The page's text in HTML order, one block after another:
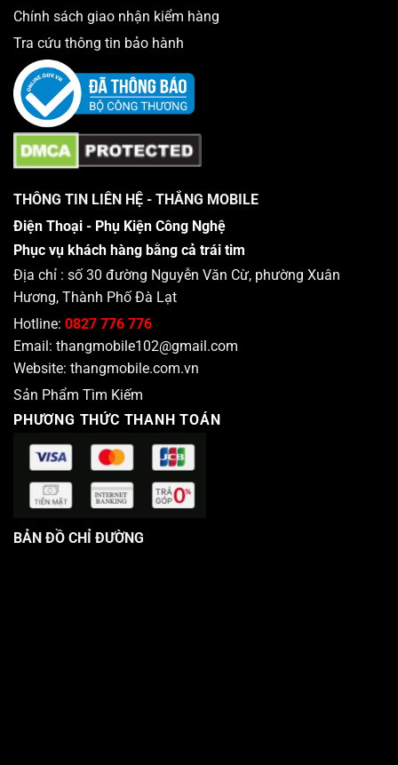
Chính sách giao nhận kiểm hàng
Tra cứu thông tin bảo hành
THÔNG TIN LIÊN HỆ - THẮNG MOBILE
Điện Thoại - Phụ Kiện Công Nghệ
Phục vụ khách hàng bằng cả trái tim
Địa chỉ : số 30 đường Nguyễn Văn Cừ, phường Xuân
Hương, Thành Phố Đà Lạt
Hotline: 0827 776 776
Email: thangmobile102@gmail.com
Website: thangmobile.com.vn
Sản Phẩm Tìm Kiếm
PHƯƠNG THỨC THANH TOÁN
BẢN ĐỒ CHỈ ĐƯỜNG